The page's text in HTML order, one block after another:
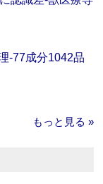
‐77成分1042品
もっと見る »